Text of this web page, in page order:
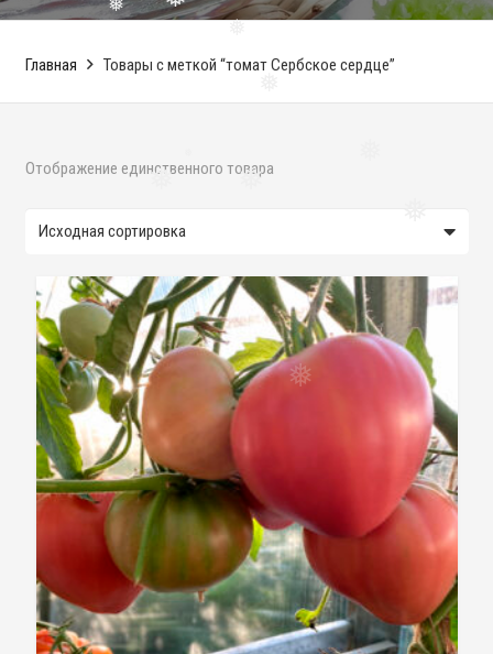
❅ ❅ ❅
❅
❅
Главная Товары с меткой “томат Сербское сердце”
Отображение единственного товара